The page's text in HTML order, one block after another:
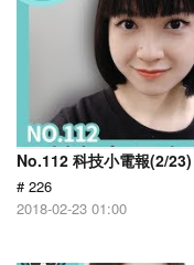
No.112 科技小電報(2/23)
# 226
2018-02-23 01:00